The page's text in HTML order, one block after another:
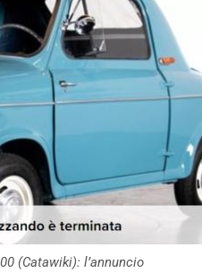
(Catawiki): l’annuncio